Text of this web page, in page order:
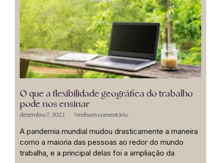
O que a flexibilidade geográfica do trabalho
pode nos ensinar
dezembro 7, 2022 Nenhum comentário
A pandemia mundial mudou drasticamente a maneira
como a maioria das pessoas ao redor do mundo
trabalha, e a principal delas foi a ampliação da